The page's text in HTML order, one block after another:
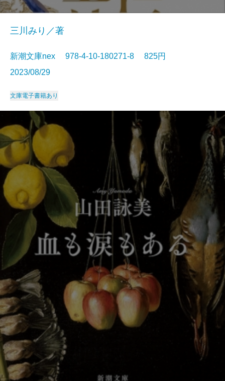
三川みり／著
新潮文庫nex 978-4-10-180271-8 825円
2023/08/29
文庫電子書籍あり